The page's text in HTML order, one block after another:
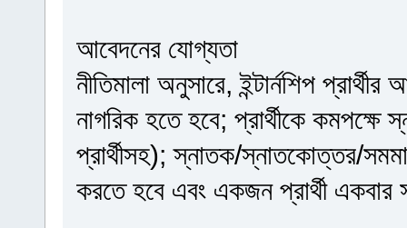
আবেদনের যোগ্যতা
নীতিমালা অনুসারে, ইন্টার্নশিপ
নাগরিক হতে হবে; প্রার্থীকে কমপক্ষে
প্রার্থীসহ); স্নাতক/স্নাতকোত্তর/
করতে হবে এবং একজন প্রার্থী একবার